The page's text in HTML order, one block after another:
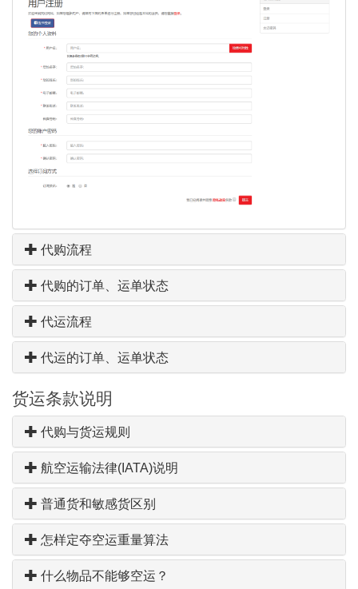
代购流程
代购的订单、运单状态
代运流程
代运的订单、运单状态
货运条款说明
代购与货运规则
航空运输法律(IATA)说明
普通货和敏感货区别
怎样定夺空运重量算法
什么物品不能够空运？